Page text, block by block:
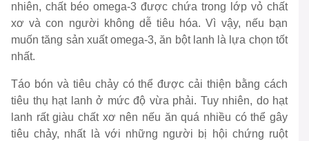
nhiên, chất béo omega-3 được chứa trong lớp vỏ chất
xơ và con người không dễ tiêu hóa. Vì vậy, nếu bạn
muốn tăng sản xuất omega-3, ăn bột lanh là lựa chọn tốt
nhất.
Táo bón và tiêu chảy có thể được cải thiện bằng cách
tiêu thụ hạt lanh ở mức độ vừa phải. Tuy nhiên, do hạt
lanh rất giàu chất xơ nên nếu ăn quá nhiều có thể gây
tiêu chảy, nhất là với những người bị hội chứng ruột